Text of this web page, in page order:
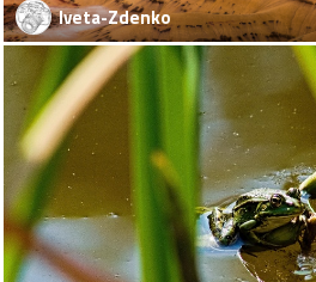
Iveta-Zdenko